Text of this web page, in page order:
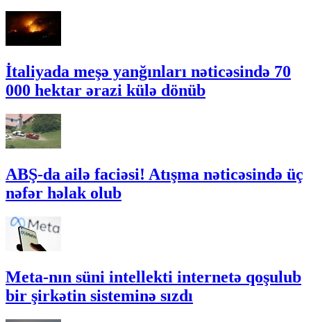
İtaliyada meşə yanğınları nəticəsində 70
000 hektar ərazi külə dönüb
ABŞ-da ailə faciəsi! Atışma nəticəsində üç
nəfər həlak olub
Meta-nın süni intellekti internetə qoşulub
bir şirkətin sisteminə sızdı